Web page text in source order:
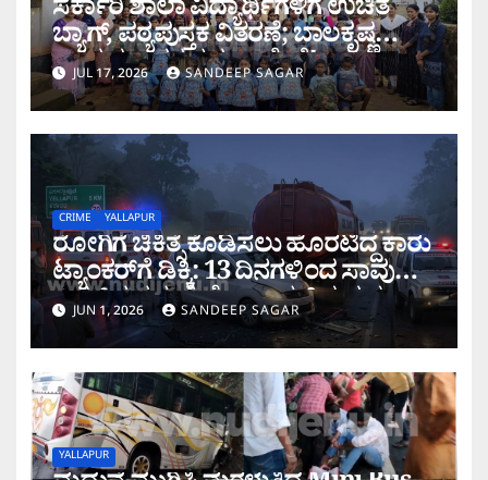
ಸರ್ಕಾರಿ ಶಾಲಾ ವಿದ್ಯಾರ್ಥಿಗಳಿಗೆ ಉಚಿತ
ಬ್ಯಾಗ್, ಪಠ್ಯಪುಸ್ತಕ ವಿತರಣೆ; ಬಾಲಕೃಷ್ಣ
ನಾಯಕ ಅವರ ಸಮಾಜಸೇವೆ!
JUL 17, 2026 SANDEEP SAGAR
CRIME YALLAPUR
ರೋಗಿಗೆ ಚಿಕಿತ್ಸೆ ಕೊಡಿಸಲು ಹೊರಟಿದ್ದ ಕಾರು
ಟ್ಯಾಂಕರ್‌ಗೆ ಡಿಕ್ಕಿ: 13 ದಿನಗಳಿಂದ ಸಾವು
ಬದುಕಿನ ನಡುವೆ ಹೋರಾಡುತ್ತಿದ್ದ ವೃದ್ಧ
ಕೊನೆಯುಸಿರು!
JUN 1, 2026 SANDEEP SAGAR
YALLAPUR